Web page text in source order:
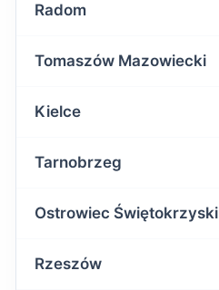
Radom
Tomaszów Mazowiecki
Kielce
Tarnobrzeg
Ostrowiec Świętokrzyski
Rzeszów